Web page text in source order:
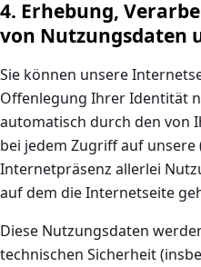
4. Erhebung,
von Nutzungsdaten
Sie können unsere
Offenlegung Ihrer Identität
automatisch durch den von
bei jedem Zugriff auf
Internetpräsenz allerlei
auf dem die Internetseite
Diese Nutzungsdaten
technischen Sicherheit